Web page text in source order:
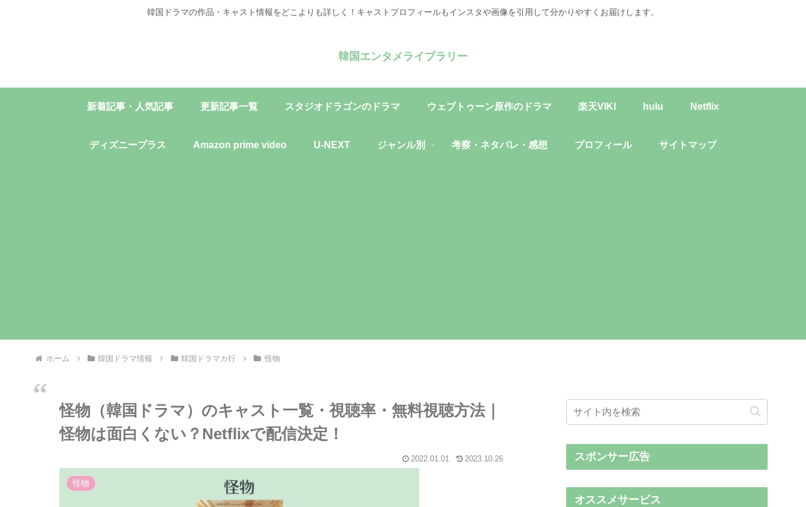
韓国ドラマの作品・キャスト情報をどこよりも詳しく！キャストプロフィールもインスタや画像を引用して分かりやすくお届けします。
韓国エンタメライブラリー
新着記事・人気記事 更新記事一覧 スタジオドラゴンのドラマ ウェブトゥーン原作のドラマ 楽天VIKI hulu Netflix
ディズニープラス Amazon prime video U-NEXT ジャンル別 考察・ネタバレ・感想 プロフィール サイトマップ
ホーム 韓国ドラマ情報 韓国ドラマカ行 怪物
怪物（韓国ドラマ）のキャスト一覧・視聴率・無料視聴方法｜
怪物は面白くない？Netflixで配信決定！
2022.01.01 2023.10.26
怪物
スポンサー広告
オススメサービス